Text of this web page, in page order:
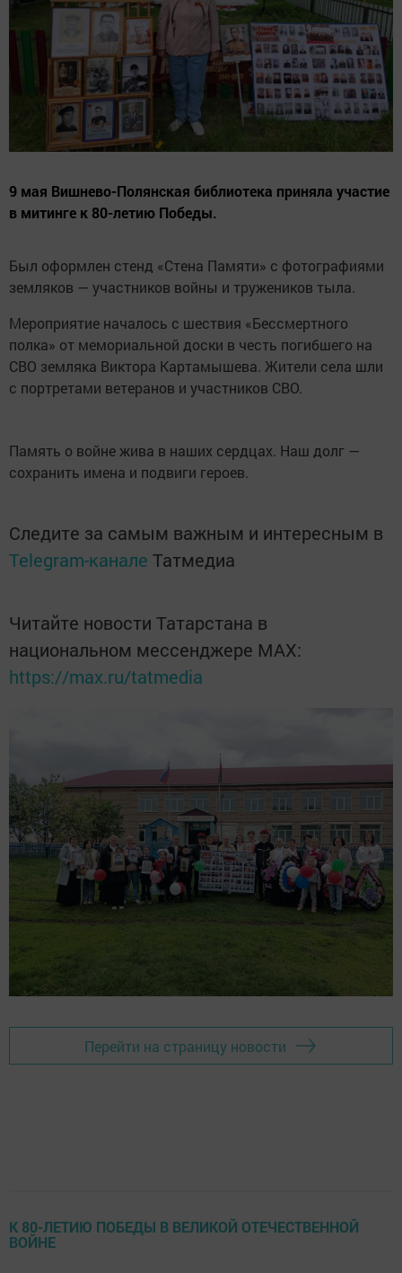
9 мая Вишнево-Полянская библиотека приняла участие
в митинге к 80-летию Победы.
Был оформлен стенд «Стена Памяти» с фотографиями
земляков — участников войны и тружеников тыла.
Мероприятие началось с шествия «Бессмертного
полка» от мемориальной доски в честь погибшего на
СВО земляка Виктора Картамышева. Жители села шли
с портретами ветеранов и участников СВО.
Память о войне жива в наших сердцах. Наш долг —
сохранить имена и подвиги героев.
Следите за самым важным и интересным в
Telegram-канале Татмедиа
Читайте новости Татарстана в
национальном мессенджере MАХ:
https://max.ru/tatmedia
Перейти на страницу новости
К 80-ЛЕТИЮ ПОБЕДЫ В ВЕЛИКОЙ ОТЕЧЕСТВЕННОЙ
ВОЙНЕ